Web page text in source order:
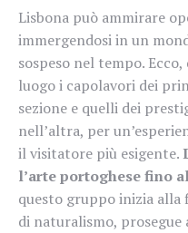
Lisbona può ammirare
immergendosi in un
sospeso nel tempo.
luogo i capolavori dei
sezione e quelli dei
nell’altra, per
il visitatore più esigente.
l’arte portoghese fino
questo gruppo inizia alla
di naturalismo,